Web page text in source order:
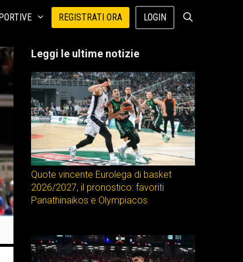
REGISTRATI ORA LOGIN
Leggi le ultime notizie
Quote vincente Eurolega di basket
2026/2027, il pronostico: favoriti
Panathinaikos e Olympiacos